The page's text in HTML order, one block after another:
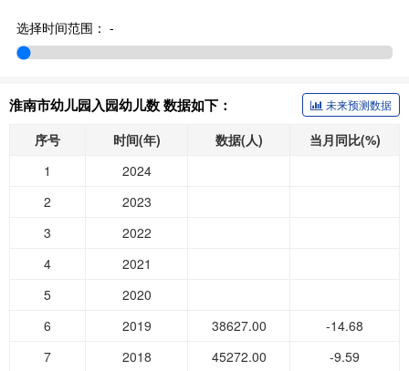
选择时间范围： -
淮南市幼儿园入园幼儿数 数据如下： 未来预测数据
序号 时间(年) 数据(人)
当月同比(%)
1
2024
2
2023
3
2022
4
2021
5
2020
6
2019 38627.00
-14.68
7
2018 45272.00
-9.59